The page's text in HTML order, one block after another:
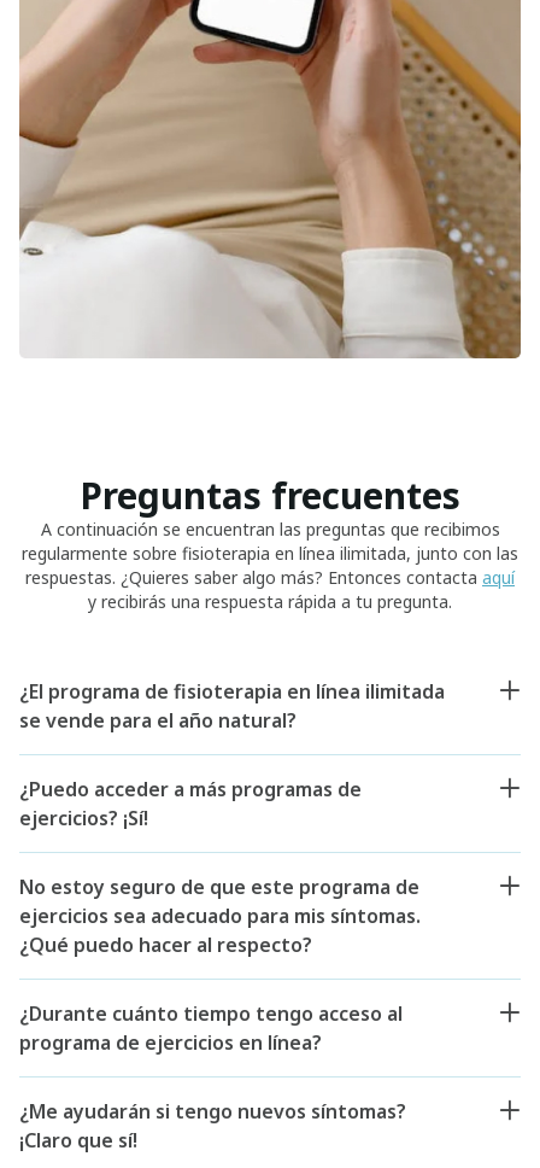
Preguntas frecuentes
A continuación se encuentran las preguntas que recibimos
regularmente sobre fisioterapia en línea ilimitada, junto con las
respuestas. ¿Quieres saber algo más? Entonces contacta aquí
y recibirás una respuesta rápida a tu pregunta.
¿El programa de fisioterapia en línea ilimitada
se vende para el año natural?
¿Puedo acceder a más programas de
ejercicios? ¡Sí!
No estoy seguro de que este programa de
ejercicios sea adecuado para mis síntomas.
¿Qué puedo hacer al respecto?
¿Durante cuánto tiempo tengo acceso al
programa de ejercicios en línea?
¿Me ayudarán si tengo nuevos síntomas?
¡Claro que sí!